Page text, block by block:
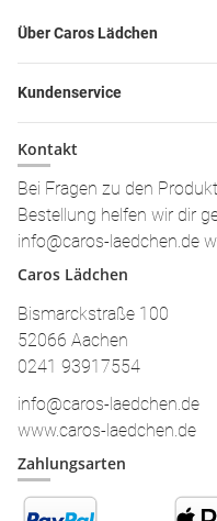
Über Caros Lädchen
Kundenservice
Kontakt
Bei Fragen zu den
Bestellung helfen wir dir
info@caros-laedchen.de
Caros Lädchen
Bismarckstraße 100
52066 Aachen
0241 93917554
info@caros-laedchen.de
www.caros-laedchen.de
Zahlungsarten